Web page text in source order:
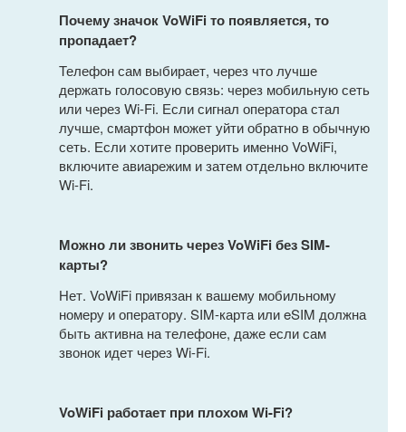
Почему значок VoWiFi то появляется, то
пропадает?
Телефон сам выбирает, через что лучше
держать голосовую связь: через мобильную сеть
или через Wi-Fi. Если сигнал оператора стал
лучше, смартфон может уйти обратно в обычную
сеть. Если хотите проверить именно VoWiFi,
включите авиарежим и затем отдельно включите
Wi-Fi.
Можно ли звонить через VoWiFi без SIM-
карты?
Нет. VoWiFi привязан к вашему мобильному
номеру и оператору. SIM-карта или eSIM должна
быть активна на телефоне, даже если сам
звонок идет через Wi-Fi.
VoWiFi работает при плохом Wi-Fi?